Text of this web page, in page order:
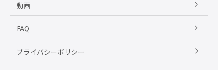
動画
FAQ
プライバシーポリシー